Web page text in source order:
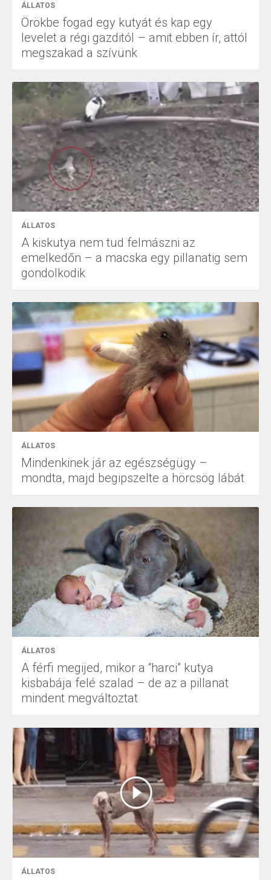
ÁLLATOS
Örökbe fogad egy kutyát és kap egy
levelet a régi gazditól – amit ebben ír, attól
megszakad a szívünk
ÁLLATOS
A kiskutya nem tud felmászni az
emelkedőn – a macska egy pillanatig sem
gondolkodik
ÁLLATOS
Mindenkinek jár az egészségügy –
mondta, majd begipszelte a hörcsög lábát
ÁLLATOS
A férfi megijed, mikor a “harci” kutya
kisbabája felé szalad – de az a pillanat
mindent megváltoztat
ÁLLATOS